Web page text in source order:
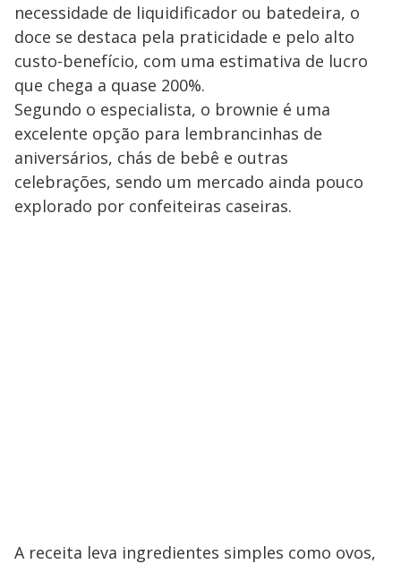
necessidade de liquidificador ou batedeira, o
doce se destaca pela praticidade e pelo alto
custo-benefício, com uma estimativa de lucro
que chega a quase 200%.
Segundo o especialista, o brownie é uma
excelente opção para lembrancinhas de
aniversários, chás de bebê e outras
celebrações, sendo um mercado ainda pouco
explorado por confeiteiras caseiras.
A receita leva ingredientes simples como ovos,